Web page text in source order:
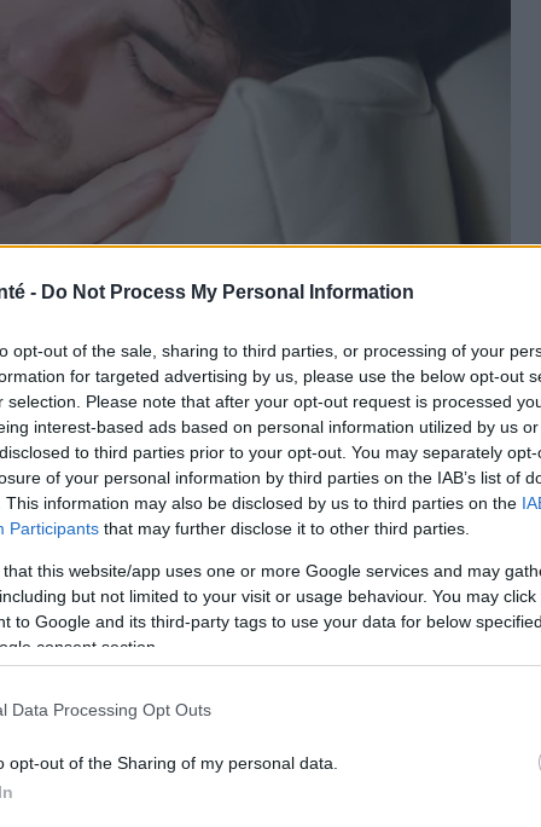
- Do Not Process My Personal Information
opt-out of the sale, sharing to third parties, or processing of your
for targeted advertising by us, please use the below opt-out
selection. Please note that after your opt-out request is processed
interest-based ads based on personal information utilized by us
to third parties prior to your opt-out. You may separately
of your personal information by third parties on the IAB’s list of
This information may also be disclosed by us to third parties on the
Participants that may further disclose it to other third parties.
that this website/app uses one or more Google services and may
but not limited to your visit or usage behaviour. You may
to Google and its third-party tags to use your data for below
consent section.
Data Processing Opt Outs
opt-out of the Sharing of my personal data.
Panthermedia
beaucoup plus fréquemment les hommes,
les femmes. Les causes du ronflement sont
remédier. Certains privilégient les remèdes
sommeil sur le ventre, hygiène de vie, etc.),
Dans une situation où le ronflement devient
nous empêche d'avoir un sommeil sain et